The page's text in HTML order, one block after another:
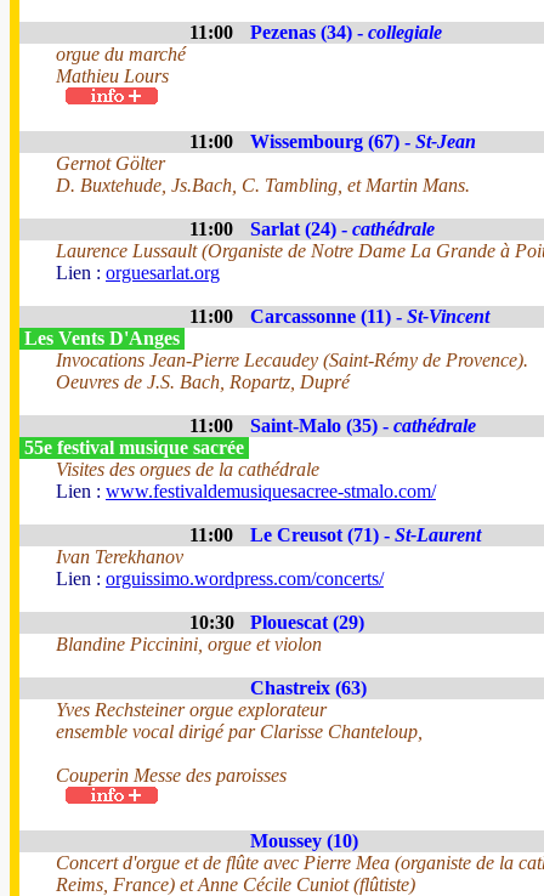
11:00 Pezenas (34) - collegiale
orgue du marché
Mathieu Lours
11:00 Wissembourg (67) - St-Jean
Gernot Gölter
D. Buxtehude, Js.Bach, C. Tambling, et Martin Mans.
11:00 Sarlat (24) - cathédrale
Laurence Lussault (Organiste de Notre Dame La Grande à
Lien : orguesarlat.org
11:00 Carcassonne (11) - St-Vincent
Les Vents D'Anges
Invocations Jean-Pierre Lecaudey (Saint-Rémy de Provence).
Oeuvres de J.S. Bach, Ropartz, Dupré
11:00 Saint-Malo (35) - cathédrale
55e festival musique sacrée
Visites des orgues de la cathédrale
Lien : www.festivaldemusiquesacree-stmalo.com/
11:00 Le Creusot (71) - St-Laurent
Ivan Terekhanov
Lien : orguissimo.wordpress.com/concerts/
10:30
Plouescat (29)
Blandine Piccinini, orgue et violon
Chastreix (63)
Yves Rechsteiner orgue explorateur
ensemble vocal dirigé par Clarisse Chanteloup,
Couperin Messe des paroisses
Moussey (10)
Concert d'orgue et de flûte avec Pierre Mea (organiste de la
Reims, France) et Anne Cécile Cuniot (flûtiste)